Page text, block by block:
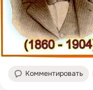
Комментировать